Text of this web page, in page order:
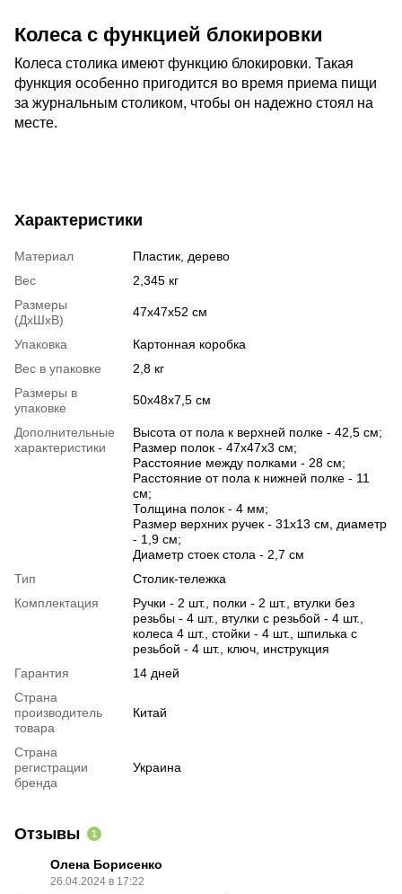
Колеса с функцией блокировки
Колеса столика имеют функцию блокировки. Такая
функция особенно пригодится во время приема пищи
за журнальным столиком, чтобы он надежно стоял на
месте.
Характеристики
Материал
Пластик, дерево
Вес
2,345 кг
Размеры
(ДхШхВ)
47х47х52 см
Упаковка
Картонная коробка
Вес в упаковке
2,8 кг
Размеры в
упаковке
50х48х7,5 см
Дополнительные
характеристики
Высота от пола к верхней полке - 42,5 см;
Размер полок - 47х47х3 см;
Расстояние между полками - 28 см;
Расстояние от пола к нижней полке - 11
см;
Толщина полок - 4 мм;
Размер верхних ручек - 31х13 см, диаметр
- 1,9 см;
Диаметр стоек стола - 2,7 см
Тип
Столик-тележка
Комплектация
Ручки - 2 шт., полки - 2 шт., втулки без
резьбы - 4 шт., втулки с резьбой - 4 шт.,
колеса 4 шт., стойки - 4 шт., шпилька с
резьбой - 4 шт., ключ, инструкция
Гарантия
14 дней
Страна
производитель
товара
Китай
Страна
регистрации
бренда
Украина
Отзывы 1
Олена Борисенко
26.04.2024 в 17:22